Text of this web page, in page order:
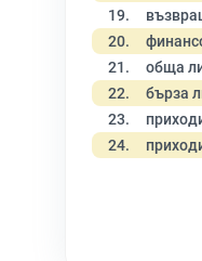
19.
20.
21. обща
22. бърза
23.
24.